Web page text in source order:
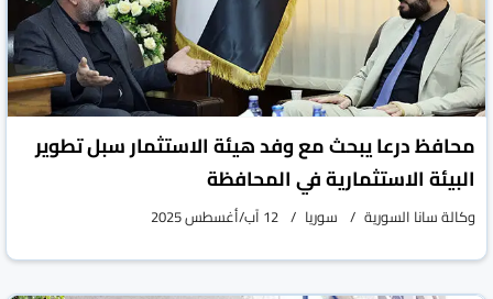
محافظ درعا يبحث مع وفد هيئة الاستثمار سبل تطوير
البيئة الاستثمارية في المحافظة
وكالة سانا السورية سوريا 12 آب/أغسطس 2025